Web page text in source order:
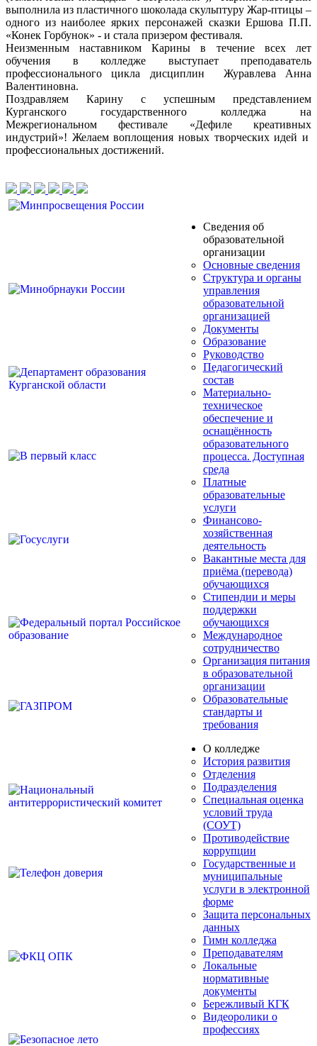
выполнила из пластичного шоколада скульптуру Жар-птицы –
одного из наиболее ярких персонажей сказки Ершова П.П.
«Конек Горбунок» - и стала призером фестиваля.
Неизменным наставником Карины в течение всех лет
обучения в колледже выступает преподаватель
профессионального цикла дисциплин Журавлева Анна
Валентиновна.
Поздравляем Карину с успешным представлением
Курганского государственного колледжа на
Межрегиональном фестивале «Дефиле креативных
индустрий»! Желаем воплощения новых творческих идей и
профессиональных достижений.
Сведения об
образовательной
организации
Основные сведения
Структура и органы
управления
образовательной
организацией
Документы
Образование
Руководство
Педагогический
состав
Материально-
техническое
обеспечение и
оснащённость
образовательного
процесса. Доступная
среда
Платные
образовательные
услуги
Финансово-
хозяйственная
деятельность
Вакантные места для
приёма (перевода)
обучающихся
Стипендии и меры
поддержки
обучающихся
Международное
сотрудничество
Организация питания
в образовательной
организации
Образовательные
стандарты и
требования
О колледже
История развития
Отделения
Подразделения
Специальная оценка
условий труда
(СОУТ)
Противодействие
коррупции
Государственные и
муниципальные
услуги в электронной
форме
Защита персональных
данных
Гимн колледжа
Преподавателям
Локальные
нормативные
документы
Бережливый КГК
Видеоролики о
профессиях